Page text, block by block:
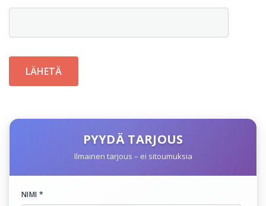
PYYDÄ TARJOUS
Ilmainen tarjous – ei sitoumuksia
NIMI *